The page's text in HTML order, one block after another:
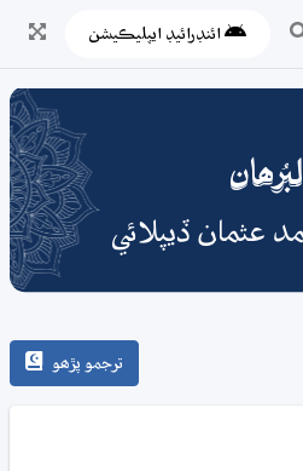
ائنڊرائيڊ ايپليڪيشن
عثمان ڏيپلائي
ترجمو پڙھو